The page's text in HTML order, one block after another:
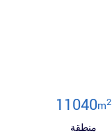
12000m2
منطقة